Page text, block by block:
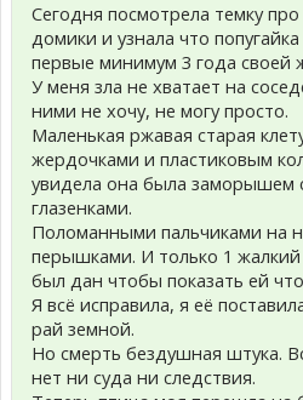
Сегодня посмотрела темку
домики и узнала что
первые минимум 3 года своей
У меня зла не хватает на
ними не хочу, не могу просто.
Маленькая ржавая старая
жердочками и пластиковым
увидела она была заморышем
глазенками.
Поломанными пальчиками на
перышками. И только 1
был дан чтобы показать ей
Я всё исправила, я её
рай земной.
Но смерть бездушная штука.
нет ни суда ни следствия.